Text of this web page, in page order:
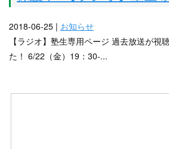
2018-06-25 | お知らせ
【ラジオ】塾生専用ページ 過去放送が視
た！ 6/22（金）19：30-...